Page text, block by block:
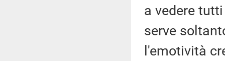
a vedere
serve
l'emotività